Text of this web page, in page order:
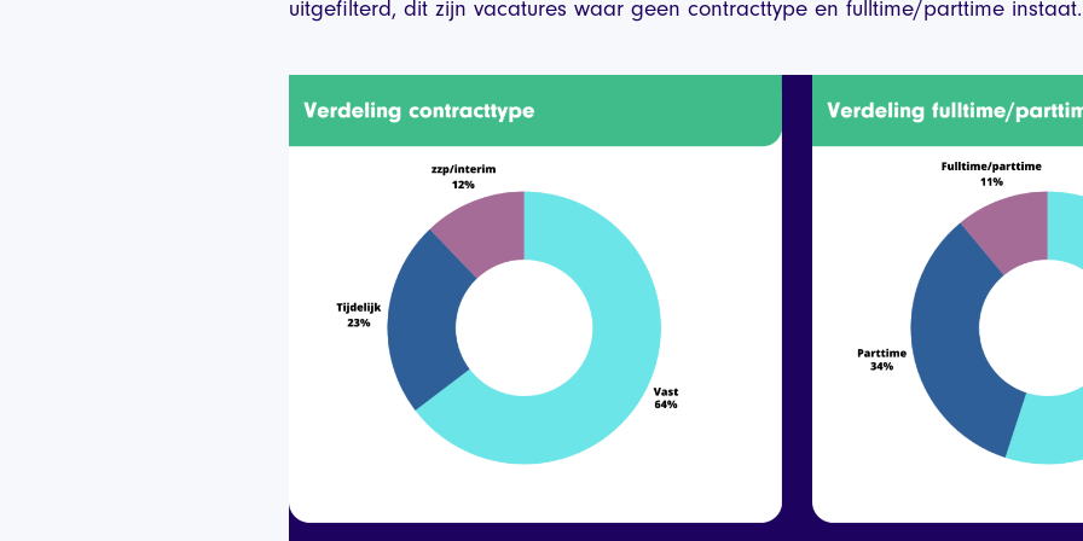
uitgefilterd, dit zijn vacatures waar geen contracttype en fulltime/parttime